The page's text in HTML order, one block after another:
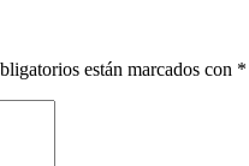
están marcados con *